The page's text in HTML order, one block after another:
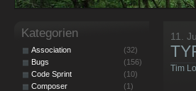
11.
Tim
Kategorien
Association
(32)
Bugs
(156)
Code Sprint
(10)
Composer
(1)